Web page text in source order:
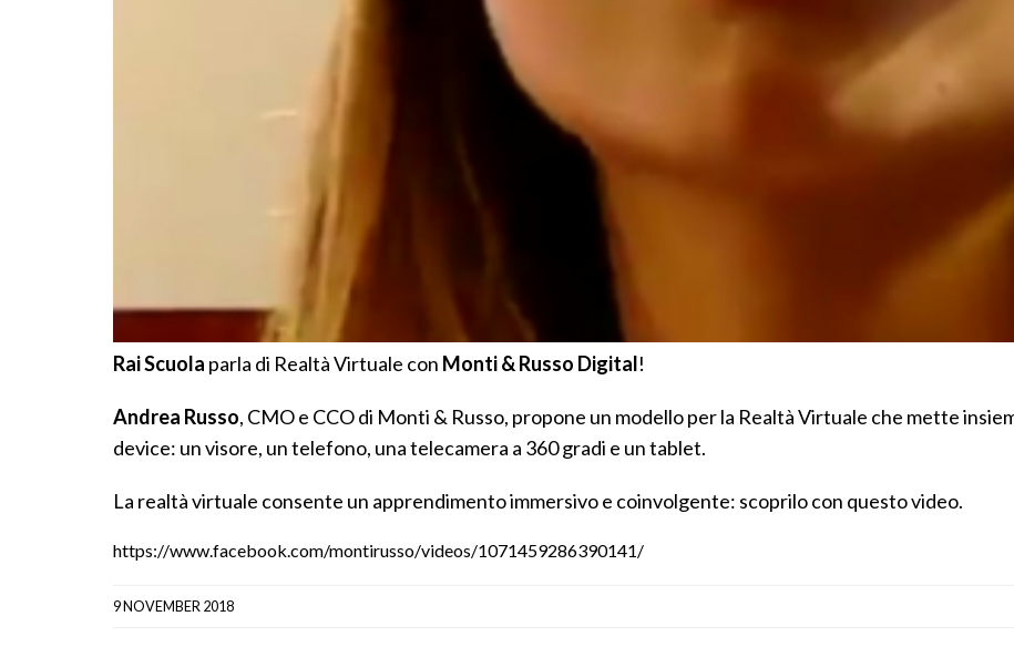
Rai Scuola parla di Realtà Virtuale con Monti & Russo Digital!
Andrea Russo, CMO e CCO di Monti & Russo, propone un modello per la Realtà Virtuale che mette
device: un visore, un telefono, una telecamera a 360 gradi e un tablet.
La realtà virtuale consente un apprendimento immersivo e coinvolgente: scoprilo con questo video.
https://www.facebook.com/montirusso/videos/1071459286390141/
9 NOVEMBER 2018